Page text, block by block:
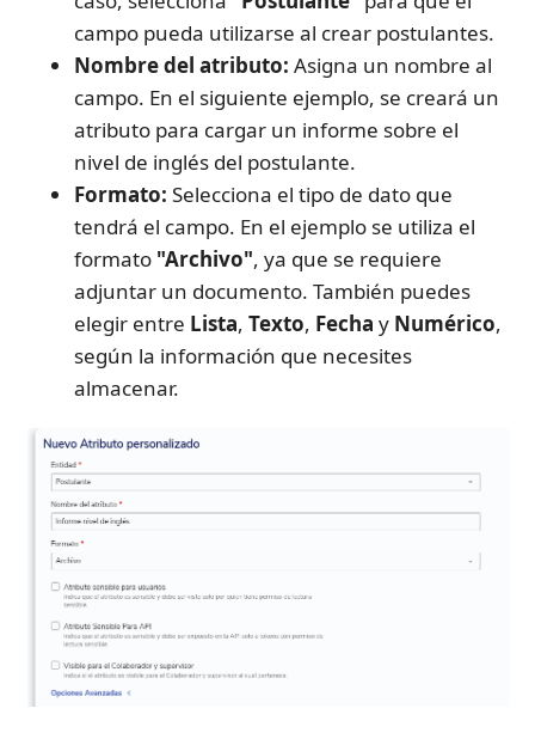
campo pueda utilizarse al crear postulantes.
Nombre del atributo: Asigna un nombre al
campo. En el siguiente ejemplo, se creará un
atributo para cargar un informe sobre el
nivel de inglés del postulante.
Formato: Selecciona el tipo de dato que
tendrá el campo. En el ejemplo se utiliza el
formato "Archivo", ya que se requiere
adjuntar un documento. También puedes
elegir entre Lista, Texto, Fecha y Numérico,
según la información que necesites
almacenar.